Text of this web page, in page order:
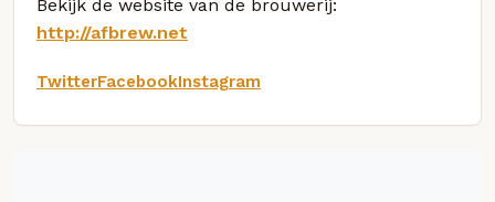
Bekijk de website van de brouwerij:
http://afbrew.net
TwitterFacebookInstagram